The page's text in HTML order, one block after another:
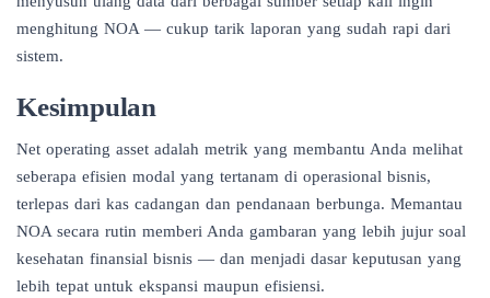
menghitung NOA — cukup tarik laporan yang sudah rapi dari
sistem.
Kesimpulan
Net operating asset adalah metrik yang membantu Anda melihat
seberapa efisien modal yang tertanam di operasional bisnis,
terlepas dari kas cadangan dan pendanaan berbunga. Memantau
NOA secara rutin memberi Anda gambaran yang lebih jujur soal
kesehatan finansial bisnis — dan menjadi dasar keputusan yang
lebih tepat untuk ekspansi maupun efisiensi.